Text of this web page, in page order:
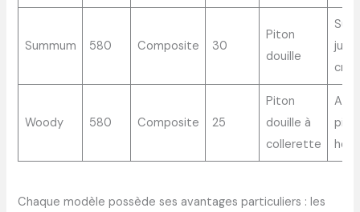
Summum 580 Composite 30
Piton
douille
cm
Woody 580 Composite 25
Piton
douille à
collerette
Chaque modèle possède ses avantages particuliers : les